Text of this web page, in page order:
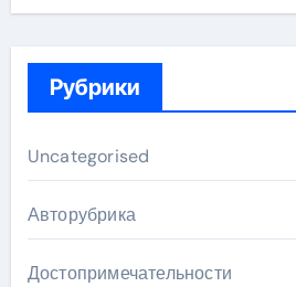
Рубрики
Uncategorised
Авторубрика
Достопримечательности